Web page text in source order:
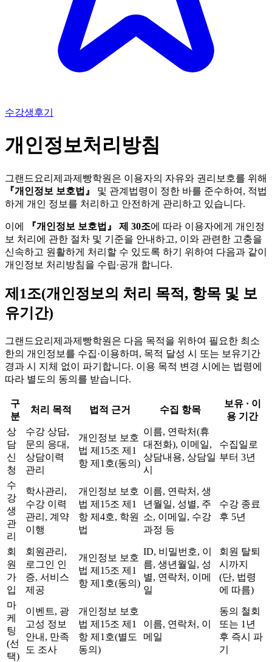
수강생후기
개인정보처리방침
그랜드요리제과제빵학원은 이용자의 자유와 권리보호를 위해
『개인정보 보호법』
및 관계법령이 정한 바를 준수하여, 적법
하게 개인 정보를 처리하고 안전하게 관리하고 있습니다.
이에 『개인정보 보호법』 제 30조에 따라 이용자에게 개인정
보 처리에 관한 절차 및 기준을 안내하고, 이와 관련한 고충을
신속하고 원활하게 처리할 수 있도록 하기 위하여 다음과 같이
개인정보 처리방침을 수립∙공개 합니다.
제1조(개인정보의 처리 목적, 항목 및 보
유기간)
그랜드요리제과제빵학원은 다음 목적을 위하여 필요한 최소
한의 개인정보를 수집·이용하며, 목적 달성 시 또는 보유기간
경과 시 지체 없이 파기합니다. 이용 목적 변경 시에는 법령에
따라 별도의 동의를 받습니다.
구
분
처리 목적 법적 근거 수집 항목
보유 · 이
용 기간
상
담
신
청
수강 상담,
문의 응대,
상담이력
관리
개인정보 보호
법 제15조 제1
항 제1호(동의)
이름, 연락처(휴
대전화), 이메일,
상담내용, 상담일
시
수집일로
부터 3년
수
강
생
관
리
학사관리,
수강 이력
관리, 계약
이행
개인정보 보호
법 제15조 제1
항 제4호, 학원
법
이름, 연락처, 생
년월일, 성별, 주
소, 이메일, 수강
과정 등
수강 종료
후 5년
회
원
가
입
회원관리,
로그인 인
증, 서비스
제공
개인정보 보호
법 제15조 제1
항 제1호(동의)
ID, 비밀번호, 이
름, 생년월일, 성
별, 연락처, 이메
일
회원 탈퇴
시까지
(단, 법령
에 따름)
마
케
팅
(선
택)
이벤트, 광
고성 정보
안내, 만족
도 조사
개인정보 보호
법 제15조 제1
항 제1호(별도
동의)
이름, 연락처, 이
메일
동의 철회
또는 1년
후 즉시 파
기